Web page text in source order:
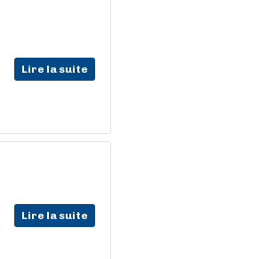
Lire la suite
Lire la suite